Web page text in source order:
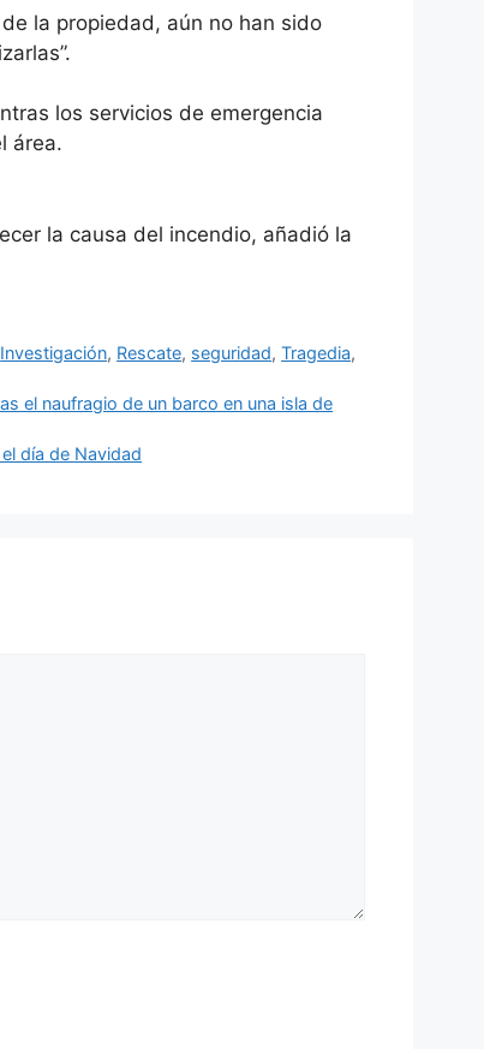
la propiedad, aún no han sido
los servicios de emergencia
área.
la causa del incendio, añadió la
Investigación, Rescate, seguridad,Tragedia,
el naufragio de un barco en una isla de
día de Navidad